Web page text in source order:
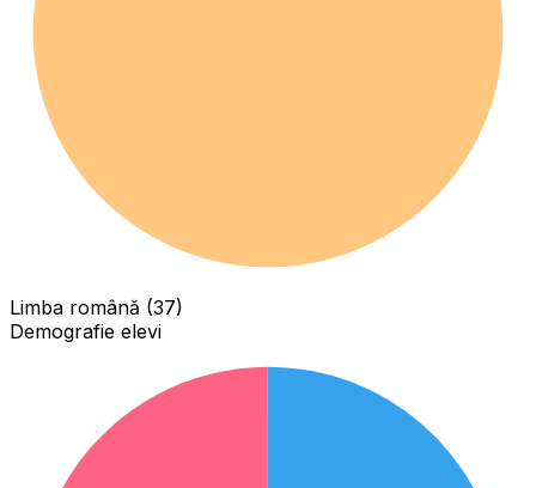
Limba română (37)
Demografie elevi